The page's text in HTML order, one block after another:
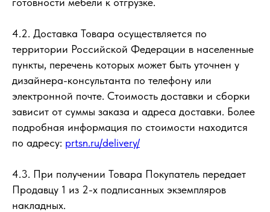
4.2. Доставка Товара осуществляется по
территории Российской Федерации в населенные
пункты, перечень которых может быть уточнен у
дизайнера-консультанта по телефону или
электронной почте. Стоимость доставки и сборки
зависит от суммы заказа и адреса доставки. Более
подробная информация по стоимости находится
по адресу: prtsn.ru/delivery/
4.3. При получении Товара Покупатель передает
Продавцу 1 из 2-х подписанных экземпляров
накладных.